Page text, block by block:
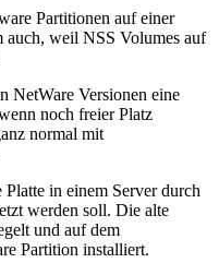
Partitionen auf einer
auch, weil NSS Volumes auf
NetWare Versionen eine
noch freier Platz
normal mit
in einem Server durch
werden soll. Die alte
und auf dem
Partition installiert.